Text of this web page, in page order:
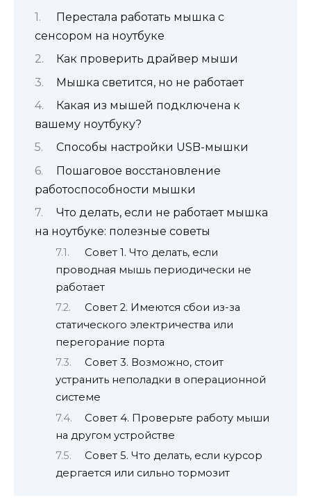
Перестала работать мышка с
сенсором на ноутбуке
Как проверить драйвер мыши
Мышка светится, но не работает
Какая из мышей подключена к
вашему ноутбуку?
Способы настройки USB-мышки
Пошаговое восстановление
работоспособности мышки
Что делать, если не работает мышка
на ноутбуке: полезные советы
Совет 1. Что делать, если
проводная мышь периодически не
работает
Совет 2. Имеются сбои из-за
статического электричества или
перегорание порта
Совет 3. Возможно, стоит
устранить неполадки в операционной
системе
Совет 4. Проверьте работу мыши
на другом устройстве
Совет 5. Что делать, если курсор
дергается или сильно тормозит